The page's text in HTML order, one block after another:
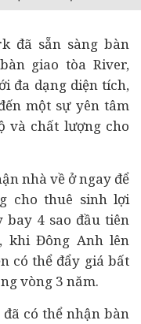
đã sẵn sàng bàn
giao tòa River,
đa dạng diện tích,
một sự yên tâm
và chất lượng cho
nhà về ở ngay để
cho thuê sinh lợi
bay 4 sao đầu tiên
khi Đông Anh lên
có thể đẩy giá bất
vòng 3 năm.
có thể nhận bàn